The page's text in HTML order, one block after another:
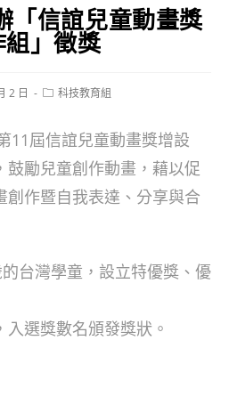
「信誼兒童動畫獎
」徵獎
2 日
Post科技教育組
11屆信誼兒童動畫獎增設
鼓勵兒童創作動畫，藉以促
創作暨自我表達、分享與合
台灣學童，設立特優獎、優
選獎數名頒發獎狀。